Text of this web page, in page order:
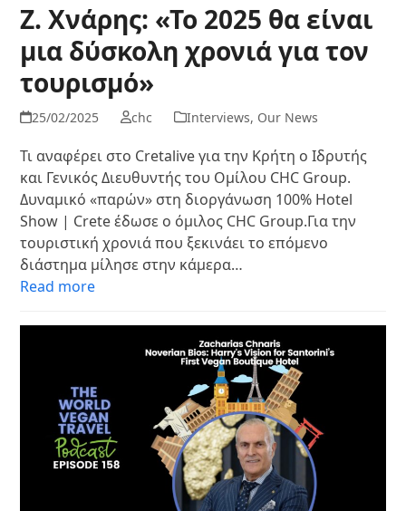
Ζ. Χνάρης: «Το 2025 θα είναι
μια δύσκολη χρονιά για τον
τουρισμό»
25/02/2025 chc Interviews, Our News
Τι αναφέρει στο Cretalive για την Κρήτη ο Ιδρυτής
και Γενικός Διευθυντής του Ομίλου CHC Group.
Δυναμικό «παρών» στη διοργάνωση 100% Hotel
Show | Crete έδωσε ο όμιλος CHC Group.Για την
τουριστική χρονιά που ξεκινάει το επόμενο
διάστημα μίλησε στην κάμερα…
Read more